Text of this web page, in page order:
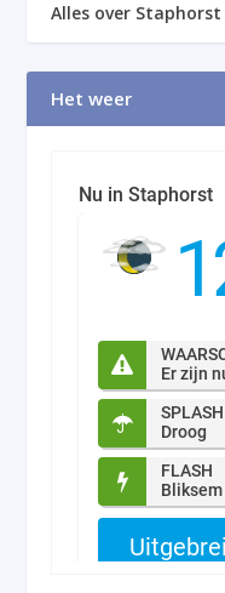
Alles over Staphorst
Het weer